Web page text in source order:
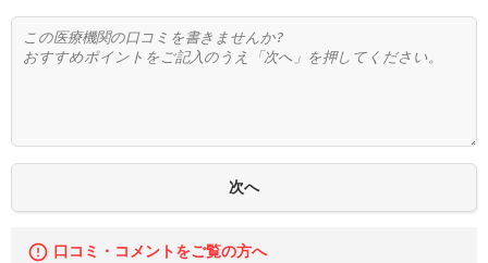
口コミ・コメントをご覧の方へ